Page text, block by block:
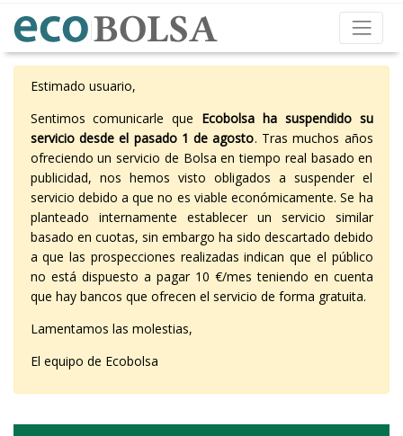
Estimado usuario,
Sentimos comunicarle que Ecobolsa ha suspendido su
servicio desde el pasado 1 de agosto. Tras muchos años
ofreciendo un servicio de Bolsa en tiempo real basado en
publicidad, nos hemos visto obligados a suspender el
servicio debido a que no es viable económicamente. Se ha
planteado internamente establecer un servicio similar
basado en cuotas, sin embargo ha sido descartado debido
a que las prospecciones realizadas indican que el público
no está dispuesto a pagar 10 €/mes teniendo en cuenta
que hay bancos que ofrecen el servicio de forma gratuita.
Lamentamos las molestias,
El equipo de Ecobolsa